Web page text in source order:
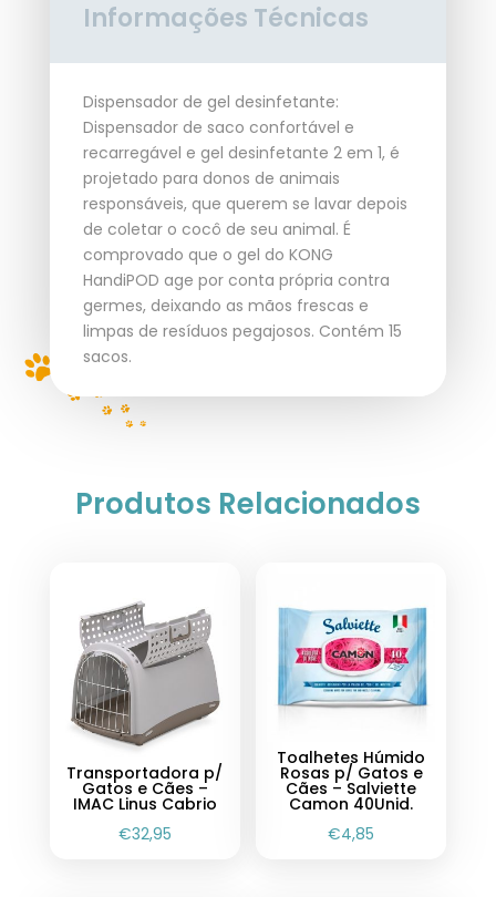
Informações Técnicas
Dispensador de gel desinfetante:
Dispensador de saco confortável e
recarregável e gel desinfetante 2 em 1, é
projetado para donos de animais
responsáveis, que querem se lavar depois
de coletar o cocô de seu animal. É
comprovado que o gel do KONG
HandiPOD age por conta própria contra
germes, deixando as mãos frescas e
limpas de resíduos pegajosos. Contém 15
sacos.
Produtos Relacionados
Transportadora p/
Gatos e Cães –
IMAC Linus Cabrio
€32,95
Toalhetes Húmido
Rosas p/ Gatos e
Cães – Salviette
Camon 40Unid.
€4,85